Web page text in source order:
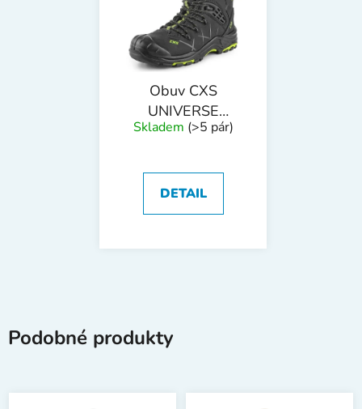
Obuv CXS
UNIVERSE
ROCKET S3,
Skladem (>5 pár)
DETAIL
Podobné produkty